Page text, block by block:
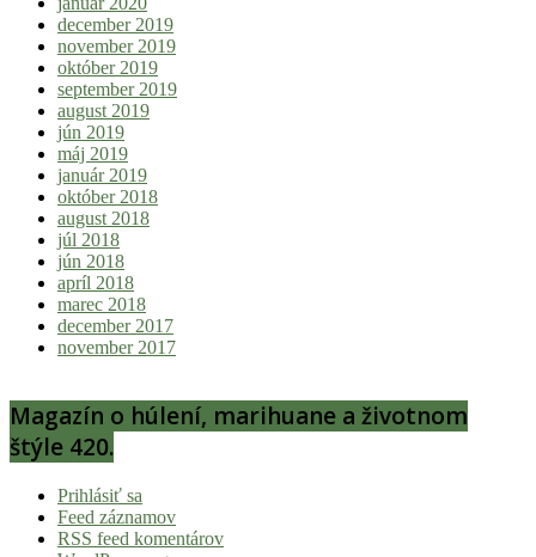
december 2019
november 2019
október 2019
september 2019
august 2019
jún 2019
máj 2019
január 2019
október 2018
august 2018
júl 2018
jún 2018
apríl 2018
marec 2018
december 2017
november 2017
Magazín o húlení, marihuane a životnom
štýle 420.
Prihlásiť sa
Feed záznamov
RSS feed komentárov